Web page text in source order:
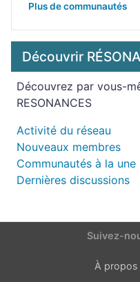
Plus de communautés
Découvrir
Découvrez par vous-
RESONANCES
Activité du réseau
Nouveaux membres
Communautés à la une
Dernières discussions
Suivez-
À propos